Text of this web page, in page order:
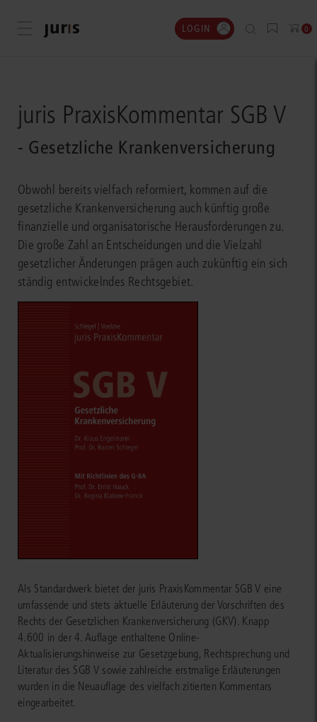
Menü öffnen LOGIN 0
juris PraxisKommentar SGB V
- Gesetzliche Krankenversicherung
Obwohl bereits vielfach reformiert, kommen auf die
gesetzliche Krankenversicherung auch künftig große
finanzielle und organisatorische Herausforderungen zu.
Die große Zahl an Entscheidungen und die Vielzahl
gesetzlicher Änderungen prägen auch zukünftig ein sich
ständig entwickelndes Rechtsgebiet.
Als Standardwerk bietet der juris PraxisKommentar SGB V eine
umfassende und stets aktuelle Erläuterung der Vorschriften des
Rechts der Gesetzlichen Krankenversicherung (GKV). Knapp
4.600 in der 4. Auflage enthaltene Online-
Aktualisierungshinweise zur Gesetzgebung, Rechtsprechung und
Literatur des SGB V sowie zahlreiche erstmalige Erläuterungen
wurden in die Neuauflage des vielfach zitierten Kommentars
eingearbeitet.